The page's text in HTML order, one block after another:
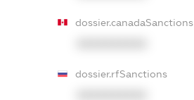
dossier.canadaSanctions
dossier.rfSanctions